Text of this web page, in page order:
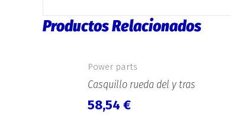
Productos Relacionados
Power parts
Casquillo rueda del y tras
58,54 €